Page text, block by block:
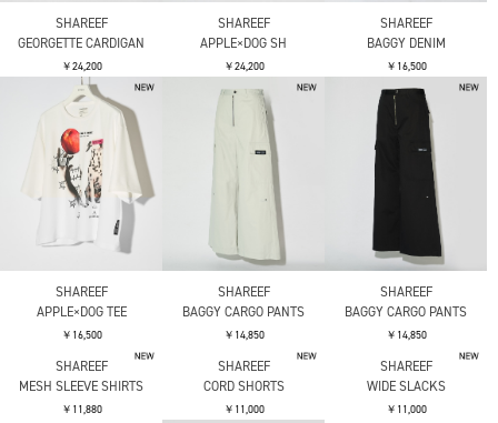
SHAREEF
GEORGETTE CARDIGAN
￥24,200
SHAREEF
APPLE×DOG SH
￥24,200
SHAREEF
BAGGY DENIM
￥16,500
SHAREEF
APPLE×DOG TEE
￥16,500
SHAREEF
BAGGY CARGO PANTS
￥14,850
SHAREEF
BAGGY CARGO PANTS
￥14,850
SHAREEF
MESH SLEEVE SHIRTS
￥11,880
SHAREEF
CORD SHORTS
￥11,000
SHAREEF
WIDE SLACKS
￥11,000